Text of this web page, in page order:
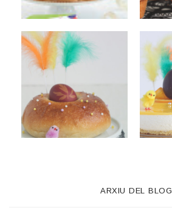
ARXIU DEL BLOG